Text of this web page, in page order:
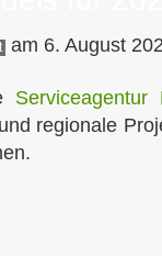
am 6. August
Serviceagentur
regionale